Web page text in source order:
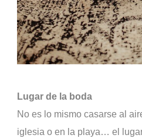
Lugar de la boda
No es lo mismo casarse al
iglesia o en la playa… el